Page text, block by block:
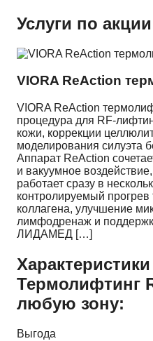
Услуги по акции
VIORA ReAction
VIORA ReAction
процедура для RF-
кожи, коррекции
моделирования силуэта
Аппарат ReAction
и вакуумное
работает сразу в
контролируемый прогрев
коллагена, улучшение
лимфодренаж и
ЛИДАМЕД […]
Термолифтинг
любую зону:
Выгода